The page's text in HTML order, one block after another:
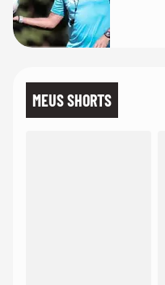
MEUS SHORTS